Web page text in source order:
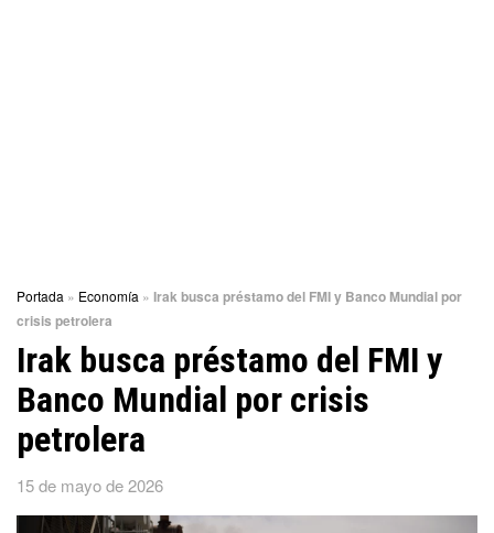
Portada » Economía » Irak busca préstamo del FMI y Banco Mundial por
crisis petrolera
Irak busca préstamo del FMI y
Banco Mundial por crisis
petrolera
15 de mayo de 2026